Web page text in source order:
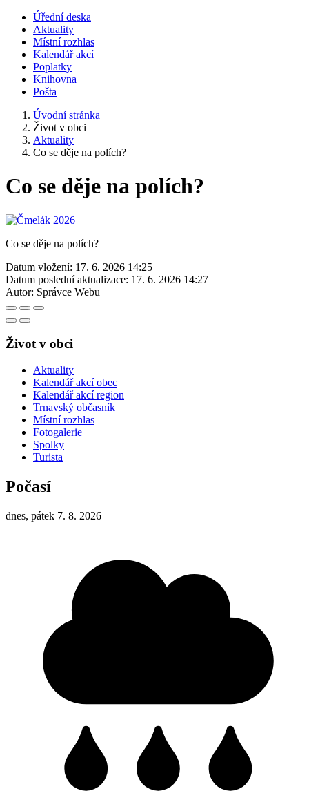
Úřední deska
Aktuality
Místní rozhlas
Kalendář akcí
Poplatky
Knihovna
Pošta
Úvodní stránka
Život v obci
Aktuality
Co se děje na polích?
Co se děje na polích?
Co se děje na polích?
Datum vložení: 17. 6. 2026 14:25
Datum poslední aktualizace: 17. 6. 2026 14:27
Autor: Správce Webu
Život v obci
Aktuality
Kalendář akcí obec
Kalendář akcí region
Trnavský občasník
Místní rozhlas
Fotogalerie
Spolky
Turista
Počasí
dnes, pátek 7. 8. 2026